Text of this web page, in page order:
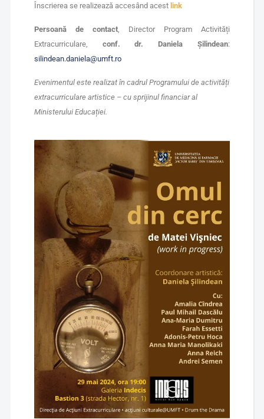
Înscrierea se realizează accesând acest link
Persoană de contact, Director Program Activități
Extracurriculare, conf. dr. Daniela Șilindean:
silindean.daniela@umft.ro
Evenimentul este realizat în cadrul Programului de activități
extracurriculare artistice – cu sprijinul financiar al
Ministerului Educației.